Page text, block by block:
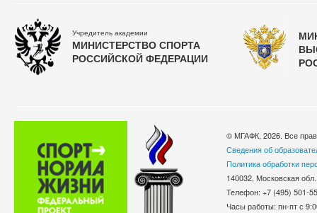
Учредитель академии
МИНИСТЕРСТВО СПОРТА
РОССИЙСКОЙ ФЕДЕРАЦИИ
© МГАФК, 2026. Все
Сведения об
Политика обработки
140032, Московская
Телефон: +7 (495)
Часы работы: пн-пт с